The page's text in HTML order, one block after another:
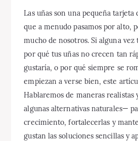
Las uñas son una pequeña tarjeta
que a menudo pasamos por alto,
mucho de nosotros. Si alguna vez
por qué tus uñas no crecen tan
gustaría, o por qué siempre se
empiezan a verse bien, este
Hablaremos de maneras realistas
algunas alternativas naturales—
crecimiento, fortalecerlas y
gustan las soluciones sencillas y